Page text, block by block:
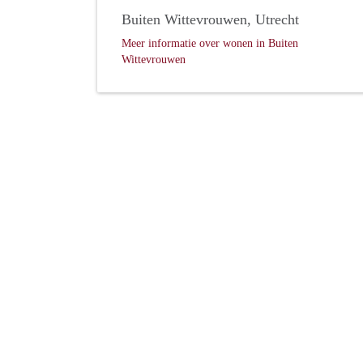
Buiten Wittevrouwen, Utrecht
Meer informatie over wonen in Buiten
Wittevrouwen